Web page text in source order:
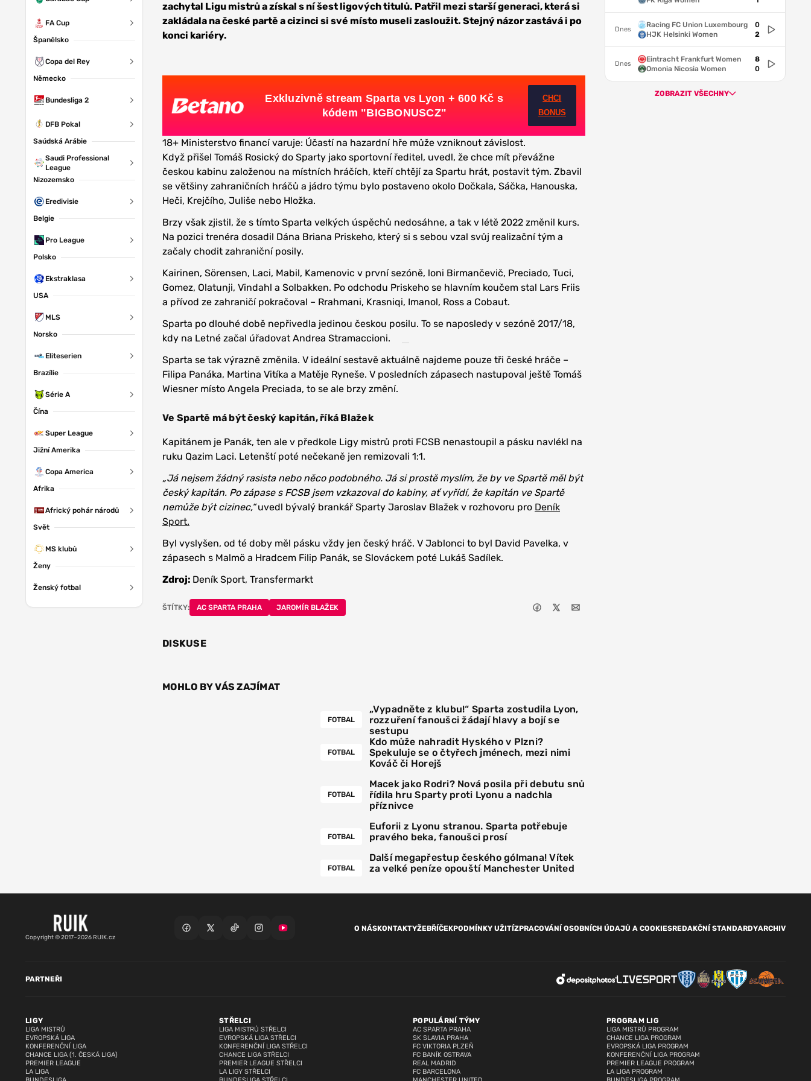
FA Cup
Španělsko
Copa del Rey
Německo
Bundesliga 2
DFB Pokal
Saúdská Arábie
Saudi Professional
League
Nizozemsko
Eredivisie
Belgie
Pro League
Polsko
Ekstraklasa
USA
MLS
Norsko
Eliteserien
Brazílie
Série A
Čína
Super League
Jižní Amerika
Copa America
Afrika
Africký pohár národů
Svět
MS klubů
Ženy
Ženský fotbal
zachytal Ligu mistrů a získal s ní šest ligových titulů. Patřil mezi starší generaci, která si
zakládala na české partě a cizinci si své místo museli zasloužit. Stejný názor zastává i po
konci kariéry.
Exkluzivně stream Sparta vs Lyon + 600 Kč s
kódem "BIGBONUSCZ"
CHCI
BONUS
18+ Ministerstvo financí varuje: Účastí na hazardní hře může vzniknout závislost.
Když přišel Tomáš Rosický do Sparty jako sportovní ředitel, uvedl, že chce mít převážne
českou kabinu založenou na místních hráčích, kteří chtějí za Spartu hrát, postavit tým. Zbavil
se většiny zahraničních hráčů a jádro týmu bylo postaveno okolo Dočkala, Sáčka, Hanouska,
Heči, Krejčího, Juliše nebo Hložka.
Brzy však zjistil, že s tímto Sparta velkých úspěchů nedosáhne, a tak v létě 2022 změnil kurs.
Na pozici trenéra dosadil Dána Briana Priskeho, který si s sebou vzal svůj realizační tým a
začaly chodit zahraniční posily.
Kairinen, Sörensen, Laci, Mabil, Kamenovic v první sezóně, loni Birmančevič, Preciado, Tuci,
Gomez, Olatunji, Vindahl a Solbakken. Po odchodu Priskeho se hlavním koučem stal Lars Friis
a přívod ze zahraničí pokračoval – Rrahmani, Krasniqi, Imanol, Ross a Cobaut.
Sparta po dlouhé době nepřivedla jedinou českou posilu. To se naposledy v sezóně 2017/18,
kdy na Letné začal úřadovat Andrea Stramaccioni.
Sparta se tak výrazně změnila. V ideální sestavě aktuálně najdeme pouze tři české hráče –
Filipa Panáka, Martina Vitíka a Matěje Ryneše. V posledních zápasech nastupoval ještě Tomáš
Wiesner místo Angela Preciada, to se ale brzy změní.
Ve Spartě má být český kapitán, říká Blažek
Kapitánem je Panák, ten ale v předkole Ligy mistrů proti FCSB nenastoupil a pásku navlékl na
ruku Qazim Laci. Letenští poté nečekaně jen remizovali 1:1.
„Já nejsem žádný rasista nebo něco podobného. Já si prostě myslím, že by ve Spartě měl být
český kapitán. Po zápase s FCSB jsem vzkazoval do kabiny, ať vyřídí, že kapitán ve Spartě
nemůže být cizinec,“uvedl bývalý brankář Sparty Jaroslav Blažek v rozhovoru pro Deník
Sport.
Byl vyslyšen, od té doby měl pásku vždy jen český hráč. V Jablonci to byl David Pavelka, v
zápasech s Malmö a Hradcem Filip Panák, se Slováckem poté Lukáš Sadílek.
Zdroj: Deník Sport, Transfermarkt
ŠTÍTKY: AC SPARTA PRAHA JAROMÍR BLAŽEK
DISKUSE
MOHLO BY VÁS ZAJÍMAT
FOTBAL
„Vypadněte z klubu!“ Sparta zostudila Lyon,
rozzuření fanoušci žádají hlavy a bojí se
sestupu
FOTBAL
Kdo může nahradit Hyského v Plzni?
Spekuluje se o čtyřech jménech, mezi nimi
Kováč či Horejš
FOTBAL
Macek jako Rodri? Nová posila při debutu snů
řídila hru Sparty proti Lyonu a nadchla
příznivce
FOTBAL
Euforii z Lyonu stranou. Sparta potřebuje
pravého beka, fanoušci prosí
FOTBAL
Další megapřestup českého gólmana! Vítek
za velké peníze opouští Manchester United
Dnes
Racing FC Union Luxembourg
HJK Helsinki Women
0
2
Dnes
Eintracht Frankfurt Women
Omonia Nicosia Women
8
0
ZOBRAZIT VŠECHNY
Copyright © 2017–2026 RUIK.cz
O NÁSKONTAKTYŽEBŘÍČEKPODMÍNKY UŽITÍZPRACOVÁNÍ OSOBNÍCH ÚDAJŮ A COOKIESREDAKČNÍ STANDARDYARCHIV
LIGY
LIGA MISTRŮ
EVROPSKÁ LIGA
KONFERENČNÍ LIGA
CHANCE LIGA (1. ČESKÁ LIGA)
PREMIER LEAGUE
LA LIGA
STŘELCI
LIGA MISTRŮ STŘELCI
EVROPSKÁ LIGA STŘELCI
KONFERENČNÍ LIGA STŘELCI
CHANCE LIGA STŘELCI
PREMIER LEAGUE STŘELCI
LA LIGY STŘELCI
POPULÁRNÍ TÝMY
AC SPARTA PRAHA
SK SLAVIA PRAHA
FC VIKTORIA PLZEŇ
FC BANÍK OSTRAVA
REAL MADRID
FC BARCELONA
PROGRAM LIG
LIGA MISTRŮ PROGRAM
CHANCE LIGA PROGRAM
EVROPSKÁ LIGA PROGRAM
KONFERENČNÍ LIGA PROGRAM
PREMIER LEAGUE PROGRAM
LA LIGA PROGRAM
PARTNEŘI